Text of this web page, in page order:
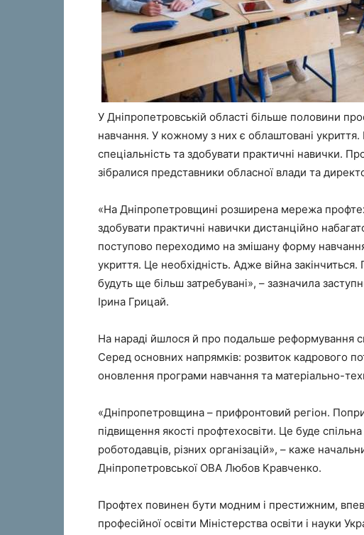
У Дніпропетровській області більше половини
навчання. У кожному з них є облаштовані
спеціальність та здобувати практичні навички.
зібралися представники обласної влади та
«На Дніпропетровщині розширена мережа
здобувати практичні навички дистанційно
поступово переходимо на змішану форму
укриття. Це необхідність. Адже війна
будуть ще більш затребувані», – зазначила
Ірина Грицай.
На нараді йшлося й про подальше реформування
Серед основних напрямків: розвиток кадрового
оновлення програми навчання та матеріально-
«Дніпропетровщина – прифронтовий регіон.
підвищення якості профтехосвіти. Це буде
роботодавців, різних організацій», – каже
Дніпропетровської ОВА Любов Кравченко.
Профтех повинен бути модним і престижним,
професійної освіти Міністерства освіти і науки